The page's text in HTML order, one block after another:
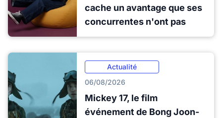
cache un avantage que ses
concurrentes n'ont pas
Actualité
06/08/2026
Mickey 17, le film
événement de Bong Joon-